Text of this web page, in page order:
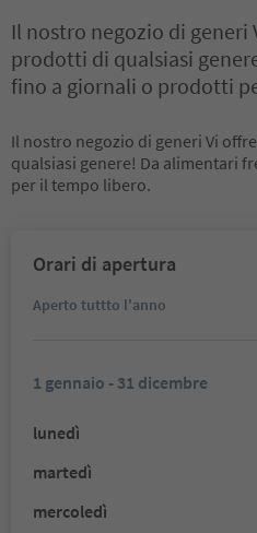
Il nostro negozio di generi
prodotti di qualsiasi
fino a giornali o prodotti
Il nostro negozio di generi Vi
qualsiasi genere! Da alimentari
per il tempo libero.
Orari di apertura
Aperto tuttto l'anno
1 gennaio - 31 dicembre
lunedì
martedì
mercoledì